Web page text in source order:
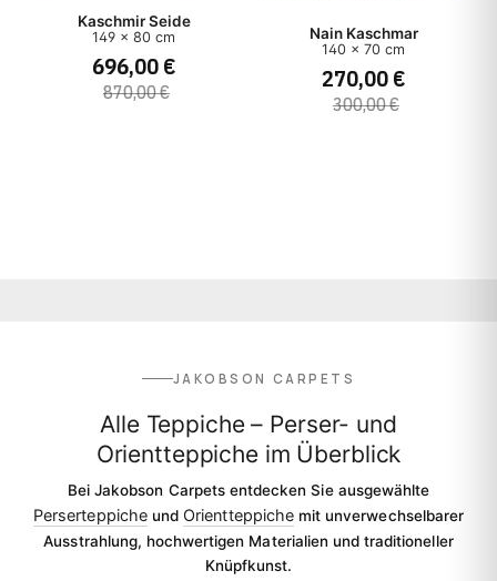
Kaschmir Seide
149 x 80 cm
696,00 €
870,00 €
Nain Kaschmar
140 x 70 cm
270,00 €
300,00 €
JAKOBSON CARPETS
Alle Teppiche – Perser- und
Orientteppiche im Überblick
Bei Jakobson Carpets entdecken Sie ausgewählte
Perserteppicheund Orientteppichemit unverwechselbarer
Ausstrahlung, hochwertigen Materialien und traditioneller
Knüpfkunst.